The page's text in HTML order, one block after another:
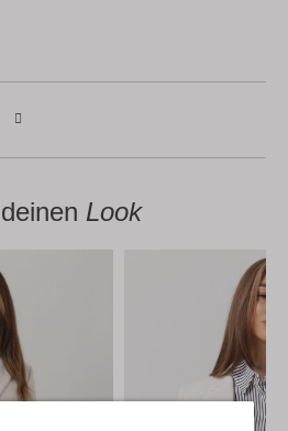
Look